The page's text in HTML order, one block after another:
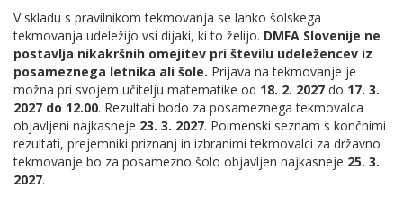
V skladu s pravilnikom tekmovanja se lahko šolskega
tekmovanja udeležijo vsi dijaki, ki to želijo. DMFA Slovenije ne
postavlja nikakršnih omejitev pri številu udeležencev iz
posameznega letnika ali šole. Prijava na tekmovanje je
možna pri svojem učitelju matematike od 18. 2. 2027 do 17. 3.
2027 do 12.00. Rezultati bodo za posameznega tekmovalca
objavljeni najkasneje 23. 3. 2027. Poimenski seznam s končnimi
rezultati, prejemniki priznanj in izbranimi tekmovalci za državno
tekmovanje bo za posamezno šolo objavljen najkasneje 25. 3.
2027.